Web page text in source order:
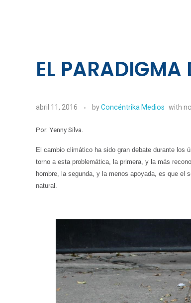
EL
abril 11, 2016 byConcéntrika Medios with
Por: Yenny Silva.
El cambio climático ha sido gran debate durante los
torno a esta problemática, la primera, y la más
hombre, la segunda, y la menos apoyada, es que el
natural.